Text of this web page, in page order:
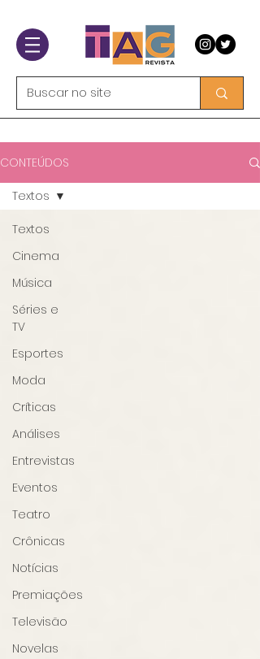
CONTEÚDOS
Textos
Cinema
Música
Séries e
TV
Esportes
Moda
Críticas
Análises
Entrevistas
Eventos
Teatro
Crônicas
Notícias
Premiações
Televisão
Novelas
Textos